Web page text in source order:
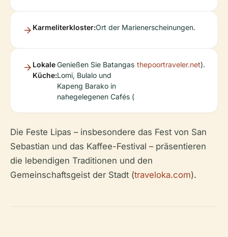
Karmeliterkloster:Ort der Marienerscheinungen.
Lokale
Küche:
Genießen Sie Batangas
Lomi, Bulalo und
Kapeng Barako in
nahegelegenen Cafés (
thepoortraveler.net).
Die Feste Lipas – insbesondere das Fest von San
Sebastian und das Kaffee-Festival – präsentieren
die lebendigen Traditionen und den
Gemeinschaftsgeist der Stadt (traveloka.com).